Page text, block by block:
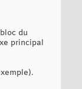
du
principal